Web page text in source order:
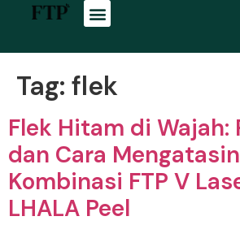
Tag: flek
Flek Hitam di Wajah:
dan Cara
Kombinasi FTP V
LHALA Peel